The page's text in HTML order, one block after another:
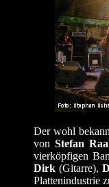
Der wohl
von Stefan
vierköpfigen
Dirk (Gitarre),
Plattenindustrie